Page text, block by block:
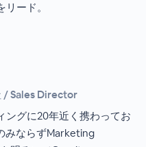
ード。
/ Sales Director
ングに20年近く携わってお
みならずMarketing